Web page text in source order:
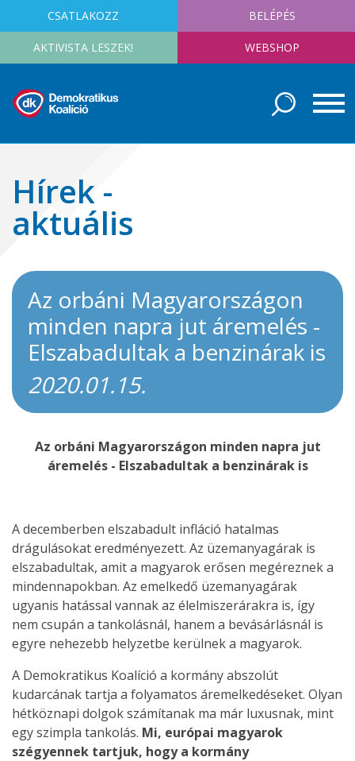
CSATLAKOZZ BELÉPÉS
AKTIVISTA LESZEK! WEBSHOP
Hírek -
aktuális
Az orbáni Magyarországon
minden napra jut áremelés -
Elszabadultak a benzinárak is
2020.01.15.
Az orbáni Magyarországon minden napra jut
áremelés - Elszabadultak a benzinárak is
A decemberben elszabadult infláció hatalmas
drágulásokat eredményezett. Az üzemanyagárak is
elszabadultak, amit a magyarok erősen megéreznek a
mindennapokban. Az emelkedő üzemanyagárak
ugyanis hatással vannak az élelmiszerárakra is, így
nem csupán a tankolásnál, hanem a bevásárlásnál is
egyre nehezebb helyzetbe kerülnek a magyarok.
A Demokratikus Koalíció a kormány abszolút
kudarcának tartja a folyamatos áremelkedéseket. Olyan
hétköznapi dolgok számítanak ma már luxusnak, mint
egy szimpla tankolás. Mi, európai magyarok
szégyennek tartjuk, hogy a kormány